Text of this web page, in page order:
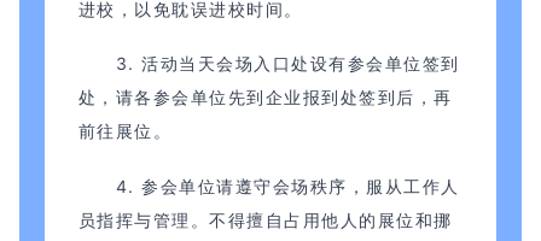
进校，以免耽误进校时间。
3. 活动当天会场入口处设有参会单位签到
处，请各参会单位先到企业报到处签到后，再
前往展位。
4. 参会单位请遵守会场秩序，服从工作人
员指挥与管理。不得擅自占用他人的展位和挪